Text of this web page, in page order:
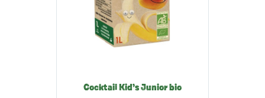
Cocktail Kid’s Junior bio